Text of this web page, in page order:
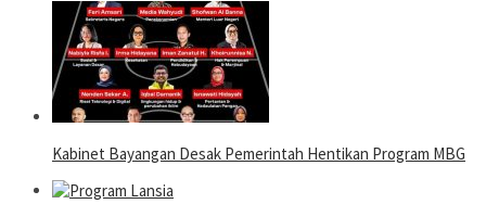
Kabinet Bayangan Desak Pemerintah Hentikan Program MBG